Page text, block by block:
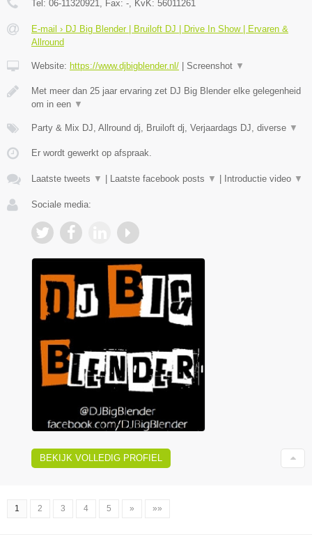
Tel: 06-11320921, Fax: -, KvK: ​56011261
E-mail › DJ Big Blender | Bruiloft DJ | Drive In Show | Ervaren &
Allround
Website: https://www.djbigblender.nl/ Screenshot ▼
Met meer dan 25 jaar ervaring zet DJ Big Blender elke gelegenheid
om in een ▼
Party & Mix DJ, Allround dj, Bruiloft dj, Verjaardags DJ, diverse ▼
Er wordt gewerkt op afspraak.
Laatste tweets ▼ Laatste facebook posts ▼ Introductie video ▼
Sociale media:
BEKIJK VOLLEDIG PROFIEL
1 2 3 4 5 » »»